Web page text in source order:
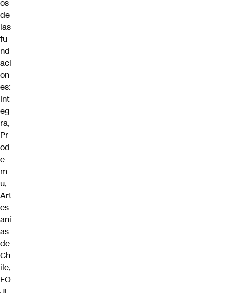
os
de
las
fu
nd
aci
on
es:
Int
eg
ra,
Pr
od
e
m
u,
Art
es
aní
as
de
Ch
ile,
FO